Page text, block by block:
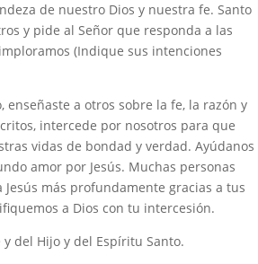
de nuestro Dios y nuestra fe. Santo
y pide al Señor que responda a las
(Indique sus intenciones
enseñaste a otros sobre la fe, la razón y
intercede por nosotros para que
vidas de bondad y verdad. Ayúdanos
amor por Jesús. Muchas personas
Jesús más profundamente gracias a tus
a Dios con tu intercesión.
del Hijo y del Espíritu Santo.